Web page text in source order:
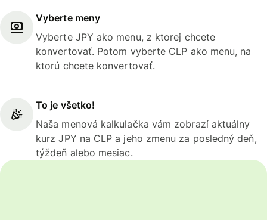
Vyberte meny
Vyberte JPY ako menu, z ktorej chcete
konvertovať. Potom vyberte CLP ako menu, na
ktorú chcete konvertovať.
To je všetko!
Naša menová kalkulačka vám zobrazí aktuálny
kurz JPY na CLP a jeho zmenu za posledný deň,
týždeň alebo mesiac.